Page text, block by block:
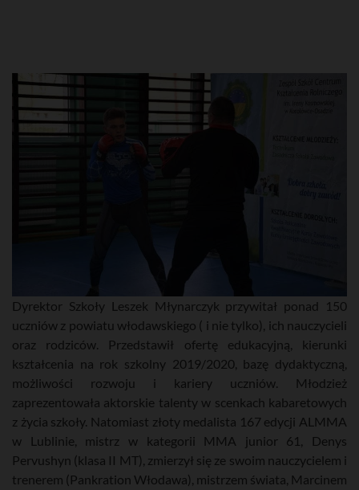
Dyrektor Szkoły Leszek Młynarczyk przywitał ponad 150
uczniów z powiatu włodawskiego ( i nie tylko), ich nauczycieli
oraz rodziców. Przedstawił ofertę edukacyjną, kierunki
kształcenia na rok szkolny 2019/2020, bazę dydaktyczną,
możliwości rozwoju i kariery uczniów. Młodzież
zaprezentowała aktorskie talenty w scenkach kabaretowych
z życia szkoły. Natomiast złoty medalista 167 edycji ALMMA
w Lublinie, mistrz w kategorii MMA junior 61, Denys
Pervushyn (klasa II MT), zmierzył się ze swoim nauczycielem i
trenerem (Pankration Włodawa), mistrzem świata, Marcinem